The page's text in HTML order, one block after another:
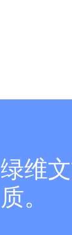
绿维
质。